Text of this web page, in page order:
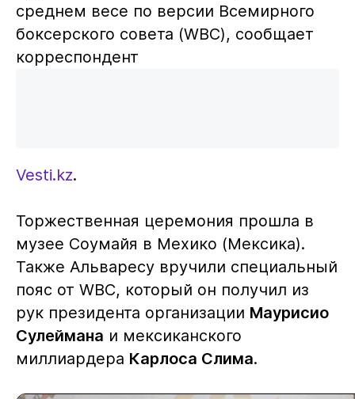
среднем весе по версии Всемирного
боксерского совета (WBC), сообщает
корреспондент
Vesti.kz.
Торжественная церемония прошла в
музее Соумайя в Мехико (Мексика).
Также Альваресу вручили специальный
пояс от WBC, который он получил из
рук президента организации Маурисио
Сулеймана и мексиканского
миллиардера Карлоса Слима.